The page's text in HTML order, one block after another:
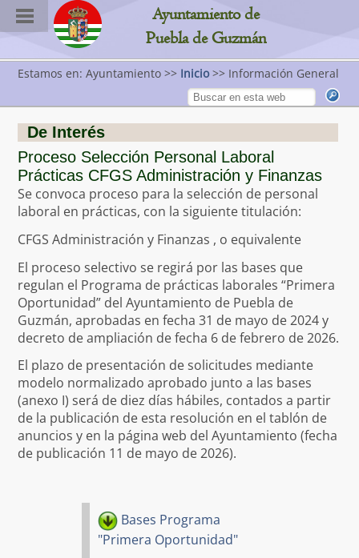
Ayuntamiento de
Puebla de Guzmán
Estamos en: Ayuntamiento >> Inicio>> Información General
De Interés
Proceso Selección Personal Laboral
Prácticas CFGS Administración y Finanzas
Se convoca proceso para la selección de personal
laboral en prácticas, con la siguiente titulación:
CFGS Administración y Finanzas , o equivalente
El proceso selectivo se regirá por las bases que
regulan el Programa de prácticas laborales “Primera
Oportunidad” del Ayuntamiento de Puebla de
Guzmán, aprobadas en fecha 31 de mayo de 2024 y
decreto de ampliación de fecha 6 de febrero de 2026.
El plazo de presentación de solicitudes mediante
modelo normalizado aprobado junto a las bases
(anexo I) será de diez días hábiles, contados a partir
de la publicación de esta resolución en el tablón de
anuncios y en la página web del Ayuntamiento (fecha
de publicación 11 de mayo de 2026).
Bases Programa
"Primera Oportunidad"